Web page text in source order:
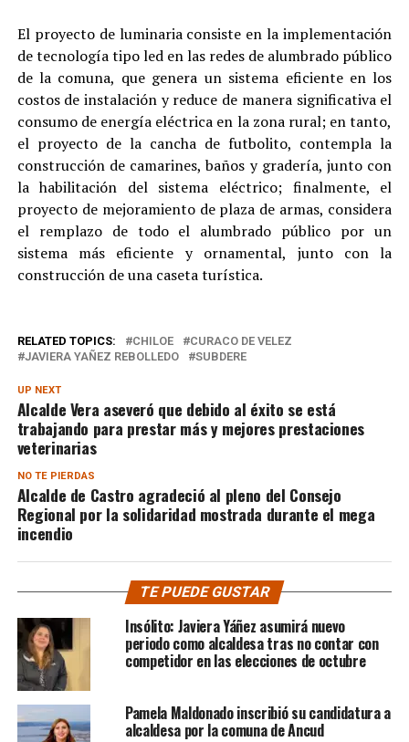
El proyecto de luminaria consiste en la implementación
de tecnología tipo led en las redes de alumbrado público
de la comuna, que genera un sistema eficiente en los
costos de instalación y reduce de manera significativa el
consumo de energía eléctrica en la zona rural; en tanto,
el proyecto de la cancha de futbolito, contempla la
construcción de camarines, baños y gradería, junto con
la habilitación del sistema eléctrico; finalmente, el
proyecto de mejoramiento de plaza de armas, considera
el remplazo de todo el alumbrado público por un
sistema más eficiente y ornamental, junto con la
construcción de una caseta turística.
RELATED TOPICS: CHILOE
CURACO DE VELEZ
JAVIERA YAÑEZ REBOLLEDO
SUBDERE
UP NEXT
Alcalde Vera aseveró que debido al éxito se está
trabajando para prestar más y mejores prestaciones
veterinarias
NO TE PIERDAS
Alcalde de Castro agradeció al pleno del Consejo
Regional por la solidaridad mostrada durante el mega
incendio
TE PUEDE GUSTAR
Insólito: Javiera Yáñez asumirá nuevo
periodo como alcaldesa tras no contar con
competidor en las elecciones de octubre
Pamela Maldonado inscribió su candidatura a
alcaldesa por la comuna de Ancud